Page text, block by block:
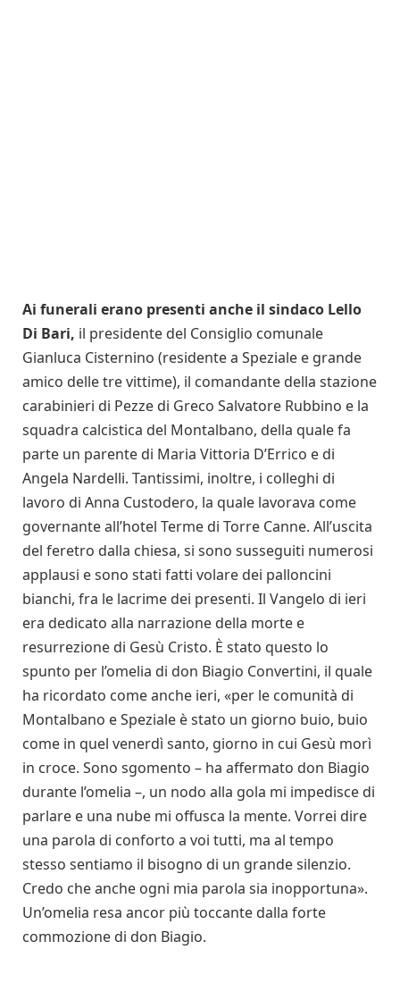
Ai funerali erano presenti anche il sindaco Lello
Di Bari, il presidente del Consiglio comunale
Gianluca Cisternino (residente a Speziale e grande
amico delle tre vittime), il comandante della stazione
carabinieri di Pezze di Greco Salvatore Rubbino e la
squadra calcistica del Montalbano, della quale fa
parte un parente di Maria Vittoria D’Errico e di
Angela Nardelli. Tantissimi, inoltre, i colleghi di
lavoro di Anna Custodero, la quale lavorava come
governante all’hotel Terme di Torre Canne. All’uscita
del feretro dalla chiesa, si sono susseguiti numerosi
applausi e sono stati fatti volare dei palloncini
bianchi, fra le lacrime dei presenti. Il Vangelo di ieri
era dedicato alla narrazione della morte e
resurrezione di Gesù Cristo. È stato questo lo
spunto per l’omelia di don Biagio Convertini, il quale
ha ricordato come anche ieri, «per le comunità di
Montalbano e Speziale è stato un giorno buio, buio
come in quel venerdì santo, giorno in cui Gesù morì
in croce. Sono sgomento – ha affermato don Biagio
durante l’omelia –, un nodo alla gola mi impedisce di
parlare e una nube mi offusca la mente. Vorrei dire
una parola di conforto a voi tutti, ma al tempo
stesso sentiamo il bisogno di un grande silenzio.
Credo che anche ogni mia parola sia inopportuna».
Un’omelia resa ancor più toccante dalla forte
commozione di don Biagio.